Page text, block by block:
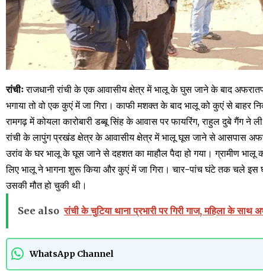
रांचीःराजधानी रांची के एक आवासीय क्षेत्र में भालू के घुस जाने के बाद
भगाया तो वो एक कुएं में जा गिरा। काफी मशक्त के बाद भालू को कुएं से बाहर
रामगढ़ में कोयला कारोबारी डब्बू सिंह के आवास पर फायरिंग, राहुल दुबे गैंग ने ली
रांची के लापुंग प्रखंड क्षेत्र के आवासीय क्षेत्र में भालू घूस जाने से आसपास
उरांव के घर भालू के घूस जाने से दहशत का माहौल पैदा हो गया। ग्रामीण
लिए भालू ने भागना शुरू किया और कुएं में जा गिरा। चार-पांच घंटे तक चले इस
उसकी मौत हो चुकी थी।
See also रांची के चुटिया थाना प्रभारी पर गिरी गाज, महिला के साथ
WhatsApp Channel